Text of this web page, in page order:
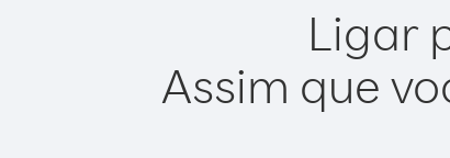
Ligar
Assim que